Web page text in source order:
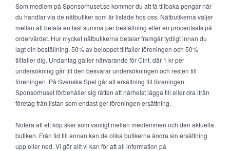
Som medlem på Sponsorhuset.se kommer du att få tillbaka pengar när
du handlar via de nätbutiker som är listade hos oss. Nätbutikerna väljer
mellan att betala en fast summa per beställning eller en procentsats på
ordervärdet. Hur mycket nätbutikerna betalar framgår tydligt innan du
lagt din beställning. 50% av beloppet tillfaller föreningen och 50%
tillfaller dig. Undantag gäller närvarande för Cint, där 1 kr per
undersökning går till den besvarar undersökningen och resten till
föreningen. På Svenska Spel går all ersättning till föreningen.
Sponsorhuset förbehåller sig rätten att närhelst lägga till eller dra ifrån
företag från listan som endast ger föreningen ersättning.
Notera att ett köp sker som vanligt mellan medlemmen och den aktuella
butiken. Från tid till annan kan de olika butikerna ändra sin ersättning
upp eller ned. Vi gör allt vi kan för att all information på